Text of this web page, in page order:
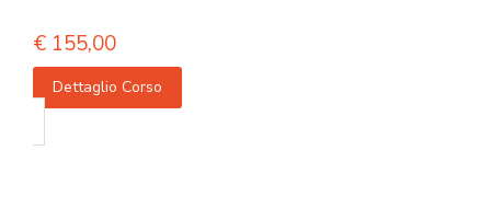
€ 155,00
Dettaglio Corso